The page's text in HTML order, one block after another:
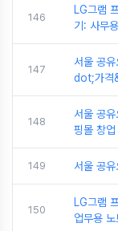
146
LG그램
기: 사무
147
서울 공
dot;가격
148
서울 공
핑몰 창업
149 서울 공
150
LG그램
업무용